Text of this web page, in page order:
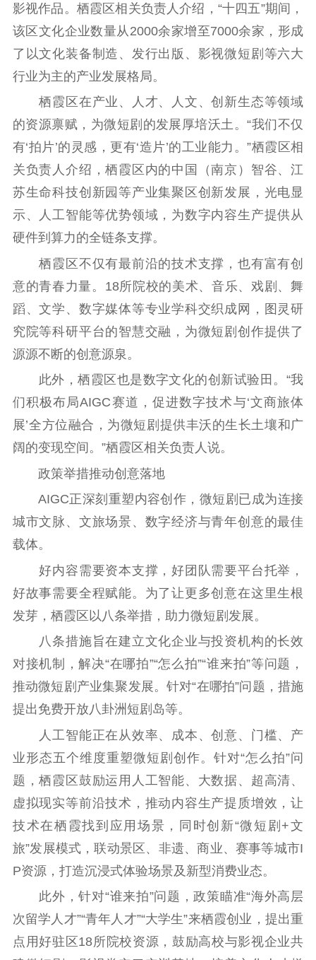
文化人才
紫金人才 职称评审
公共服务
新时代公民素养
提升资源库
新闻出版
政务服务
作品著作权
登记服务
科研创新
服务管理平台
智库服务
管理平台
文艺创作
服务管理
文化产业
数字出版
电影
服务
理论宣讲
共建共享平台
政工继续教育学
习平台
责任编辑注册
业务申报系统
影视作品。栖霞区相关负责人介绍，“十四五”期间，
该区文化企业数量从2000余家增至7000余家，形成
了以文化装备制造、发行出版、影视微短剧等六大
行业为主的产业发展格局。
栖霞区在产业、人才、人文、创新生态等领域
的资源禀赋，为微短剧的发展厚培沃土。“我们不仅
有‘拍片’的灵感，更有‘造片’的工业能力。”栖霞区相
关负责人介绍，栖霞区内的中国（南京）智谷、江
苏生命科技创新园等产业集聚区创新发展，光电显
示、人工智能等优势领域，为数字内容生产提供从
硬件到算力的全链条支撑。
栖霞区不仅有最前沿的技术支撑，也有富有创
意的青春力量。18所院校的美术、音乐、戏剧、舞
蹈、文学、数字媒体等专业学科交织成网，图灵研
究院等科研平台的智慧交融，为微短剧创作提供了
源源不断的创意源泉。
此外，栖霞区也是数字文化的创新试验田。“我
们积极布局AIGC赛道，促进数字技术与‘文商旅体
展’全方位融合，为微短剧提供丰沃的生长土壤和广
阔的变现空间。”栖霞区相关负责人说。
政策举措推动创意落地
AIGC正深刻重塑内容创作，微短剧已成为连接
城市文脉、文旅场景、数字经济与青年创意的最佳
载体。
好内容需要资本支撑，好团队需要平台托举，
好故事需要全程赋能。为了让更多创意在这里生根
发芽，栖霞区以八条举措，助力微短剧发展。
八条措施旨在建立文化企业与投资机构的长效
对接机制，解决“在哪拍”“怎么拍”“谁来拍”等问题，
推动微短剧产业集聚发展。针对“在哪拍”问题，措施
提出免费开放八卦洲短剧岛等。
人工智能正在从效率、成本、创意、门槛、产
业形态五个维度重塑微短剧创作。针对“怎么拍”问
题，栖霞区鼓励运用人工智能、大数据、超高清、
虚拟现实等前沿技术，推动内容生产提质增效，让
技术在栖霞找到应用场景，同时创新“微短剧+文
旅”发展模式，联动景区、非遗、商业、赛事等城市I
P资源，打造沉浸式体验场景及新型消费业态。
此外，针对“谁来拍”问题，政策瞄准“海外高层
次留学人才”“青年人才”“大学生”来栖霞创业，提出重
点用好驻区18所院校资源，鼓励高校与影视企业共